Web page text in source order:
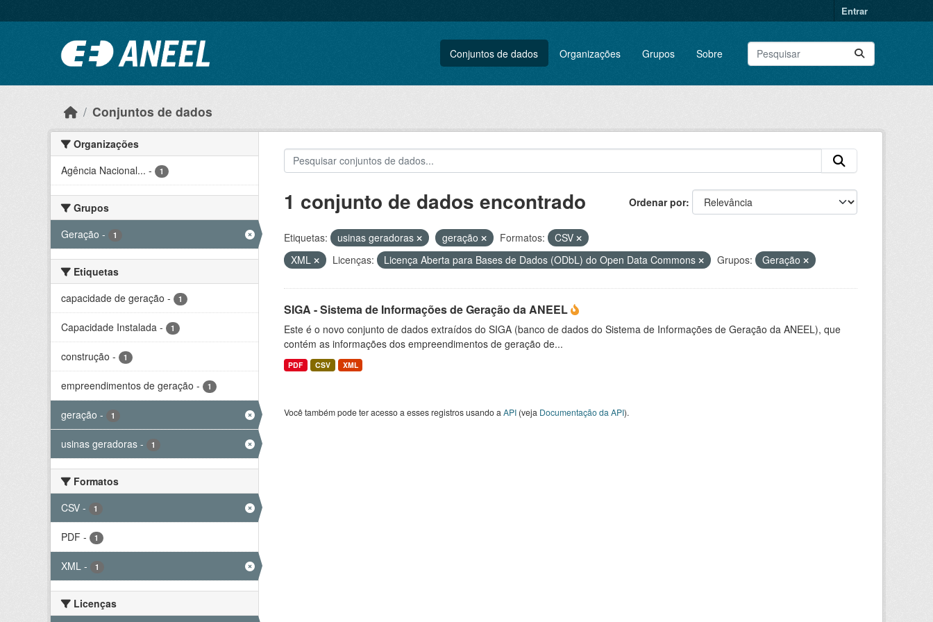
Entrar
Conjuntos de dados Organizações Grupos Sobre
Conjuntos de dados
Organizações
Agência Nacional... - 1
Grupos
Geração - 1
Etiquetas
capacidade de geração - 1
Capacidade Instalada - 1
construção - 1
empreendimentos de geração - 1
geração - 1
usinas geradoras - 1
Formatos
CSV - 1
PDF - 1
XML - 1
Licenças
Ordenar por
1 conjunto de dados encontrado
Etiquetas: usinas geradoras geração Formatos:
CSV
XML
Licenças: Licença Aberta para Bases de Dados (ODbL) do Open Data Commons Grupos: Geração
SIGA - Sistema de Informações de Geração da ANEEL
Este é o novo conjunto de dados extraídos do SIGA (banco de dados do Sistema de Informações de Geração da ANEEL), que
contém as informações dos empreendimentos de geração de...
PDF CSV XML
Você também pode ter acesso a esses registros usando a API(veja Documentação da API).